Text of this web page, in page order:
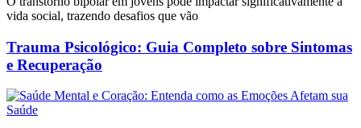
vida social, trazendo desafios que vão
Trauma Psicológico: Guia Completo sobre Sintomas
e Recuperação